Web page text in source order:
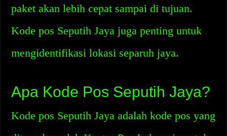
paket akan lebih cepat sampai di tujuan.
Kode pos Seputih Jaya juga penting untuk
mengidentifikasi lokasi separuh jaya.
Apa Kode Pos Seputih Jaya?
Kode pos Seputih Jaya adalah kode pos yang